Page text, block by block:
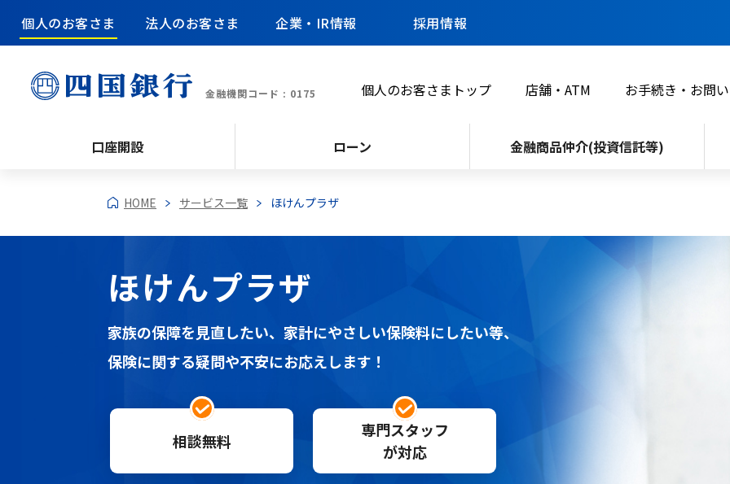
金融機関コード : 0175
個人のお客さま
個人のお客さまトップ 店舗・ATM お手続き・お問
口座開設 ローン 金融商品仲介(投資信託等)
法人のお客さま 企業・IR情報 採用情報
HOME サービス一覧 ほけんプラザ
ほけんプラザ
家族の保障を見直したい、家計にやさしい保険料にしたい等、
保険に関する疑問や不安にお応えします！
相談無料
専門スタッフ
が対応